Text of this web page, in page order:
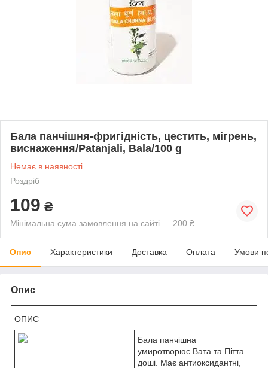
Бала панчішня-фригідність, цестить, мігрень,
виснаження/Patanjali, Bala/100 g
Немає в наявності
Роздріб
109 ₴
Мінімальна сума замовлення на сайті — 200 ₴
Опис Характеристики Доставка Оплата Умови
Опис
ОПИС
Бала панчішна
умиротворює Вата та Пітта
доші. Має антиоксидантні,